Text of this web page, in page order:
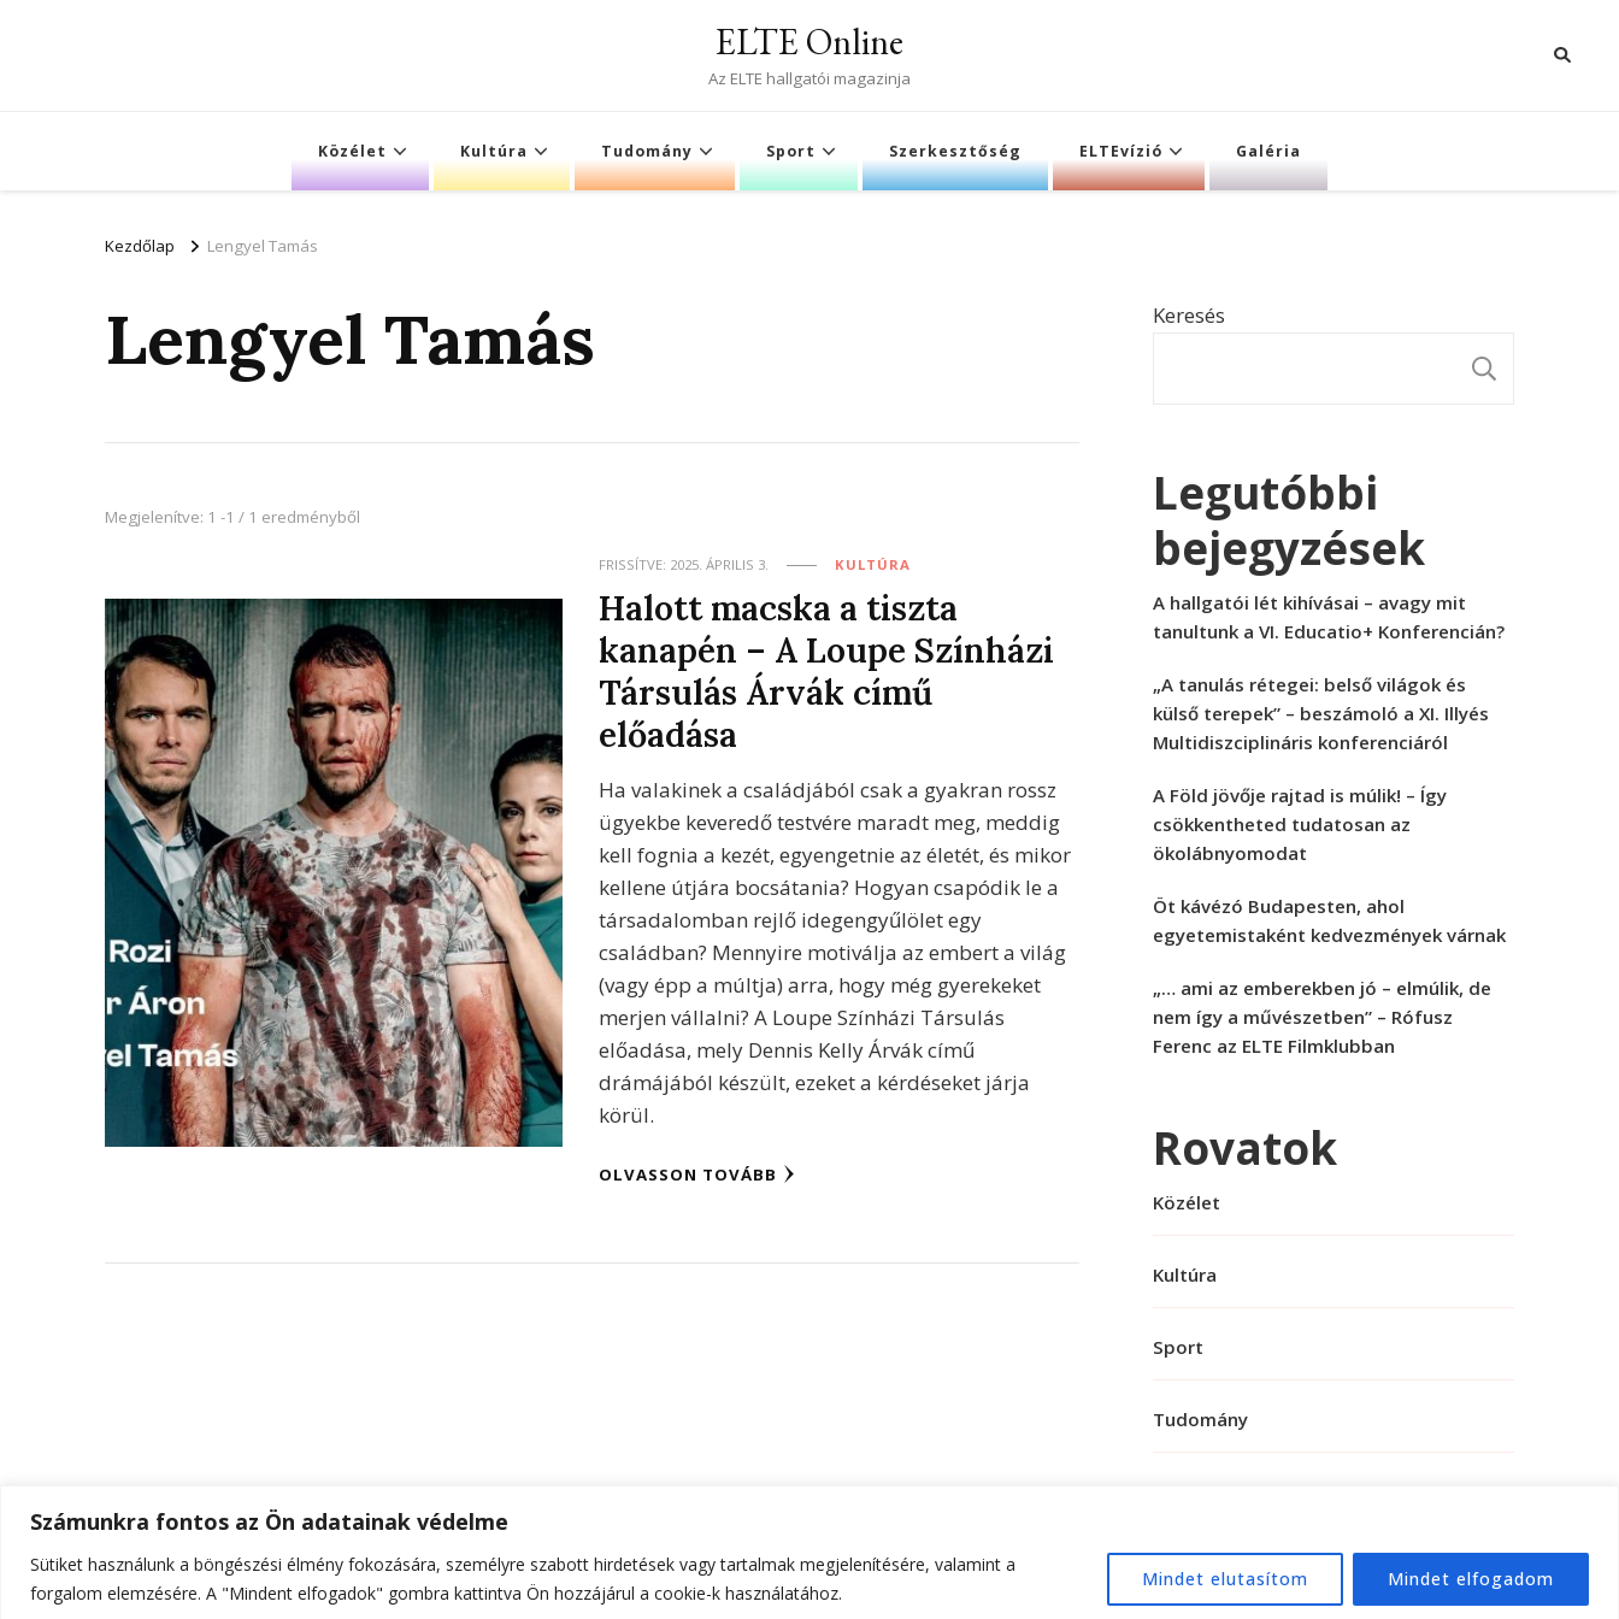
Számunkra fontos az Ön adatainak védelme
Sütiket használunk a böngészési élmény fokozására, személyre szabott hirdetések vagy tartalmak megjelenítésére, valamint a
forgalom elemzésére. A "Mindent elfogadok" gombra kattintva Ön hozzájárul a cookie-k használatához.
Mindet elutasítom Mindet elfogadom
ELTE Online
Az ELTE hallgatói magazinja
Közélet Kultúra Tudomány Sport Szerkesztőség ELTEvízió Galéria
Kezdőlap Lengyel Tamás
Lengyel Tamás
Megjelenítve: 1 -1 / 1 eredményből
FRISSÍTVE: 2025. ÁPRILIS 3. KULTÚRA
Halott macska a tiszta
kanapén – A Loupe Színházi
Társulás Árvák című
előadása
Ha valakinek a családjából csak a gyakran rossz
ügyekbe keveredő testvére maradt meg, meddig
kell fognia a kezét, egyengetnie az életét, és mikor
kellene útjára bocsátania? Hogyan csapódik le a
társadalomban rejlő idegengyűlölet egy
családban? Mennyire motiválja az embert a világ
(vagy épp a múltja) arra, hogy még gyerekeket
merjen vállalni? A Loupe Színházi Társulás
előadása, mely Dennis Kelly Árvák című
drámájából készült, ezeket a kérdéseket járja
körül.
OLVASSON TOVÁBB
Keresés
Legutóbbi
bejegyzések
A hallgatói lét kihívásai – avagy mit
tanultunk a VI. Educatio+ Konferencián?
„A tanulás rétegei: belső világok és
külső terepek” – beszámoló a XI. Illyés
Multidiszciplináris konferenciáról
A Föld jövője rajtad is múlik! – Így
csökkentheted tudatosan az
ökolábnyomodat
Öt kávézó Budapesten, ahol
egyetemistaként kedvezmények várnak
„… ami az emberekben jó – elmúlik, de
nem így a művészetben” – Rófusz
Ferenc az ELTE Filmklubban
Rovatok
Közélet
Kultúra
Sport
Tudomány
© Szerzői jog 2026ELTE Online . Minden jog fenntartva.Hello Fashion | Fejlesztette WordPress.